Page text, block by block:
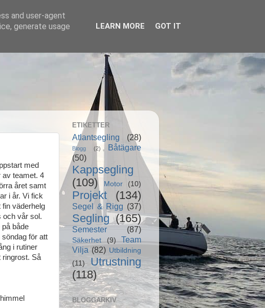
med
av teamet. 4
året samt
i år. Vi fick
väderhelg
och vår sol.
på både
söndag för att
i rutiner
ringrost. Så
ETIKETTER
Atlantsegling (28)
Blogg (2)
Båtägare
(50)
Kappsegling
(109)
Motor (10)
Projekt (134)
Segel & Rigg (37)
Segling (165)
Semester (87)
Säkerhet (9)
Team
Vilja (82) Utbildning
(11)
Utrustning
(118)
BLOGGARKIV
and user-agent
generate usage
LEARN MORE GOT IT